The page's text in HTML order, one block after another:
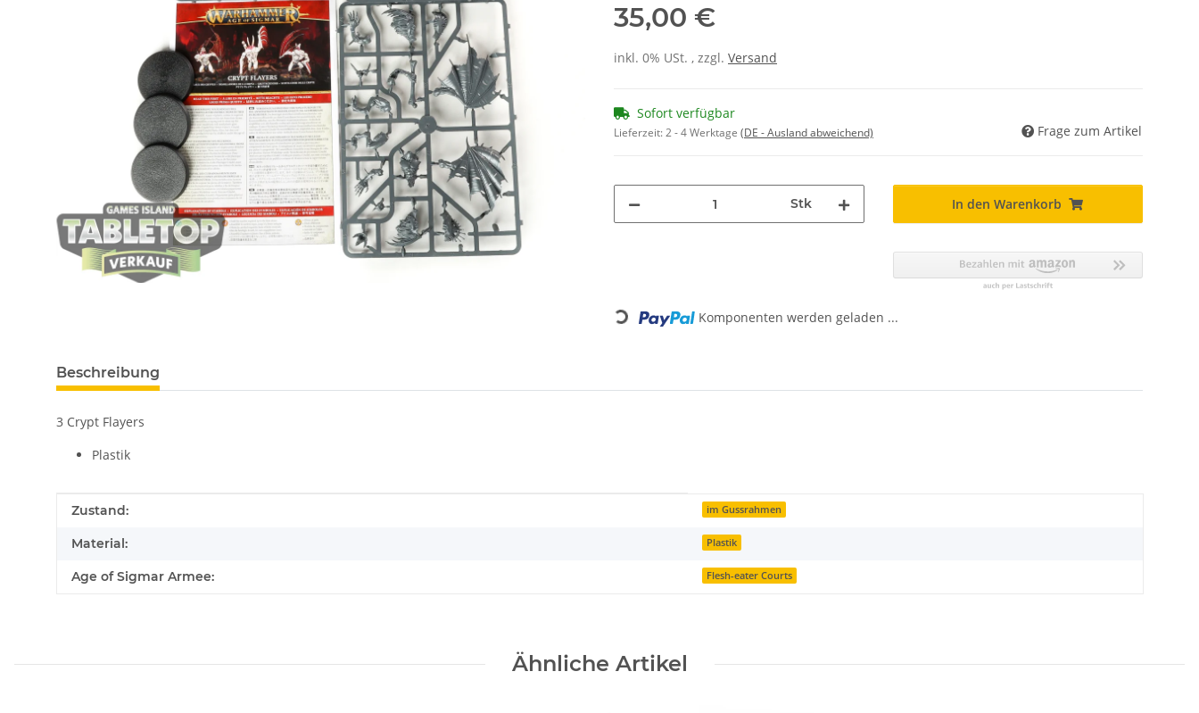
35,00 €
inkl. 0% USt. , zzgl. Versand
Sofort verfügbar
Lieferzeit:2 - 4 Werktage (DE - Ausland abweichend) Frage zum Artikel
Stk In den Warenkorb
Loading... Komponenten werden geladen ...
Beschreibung
3 Crypt Flayers
Plastik
Produkteigenschaft
Wert
Zustand: im Gussrahmen
Material: Plastik
Age of Sigmar Armee: Flesh-eater Courts
Ähnliche Artikel